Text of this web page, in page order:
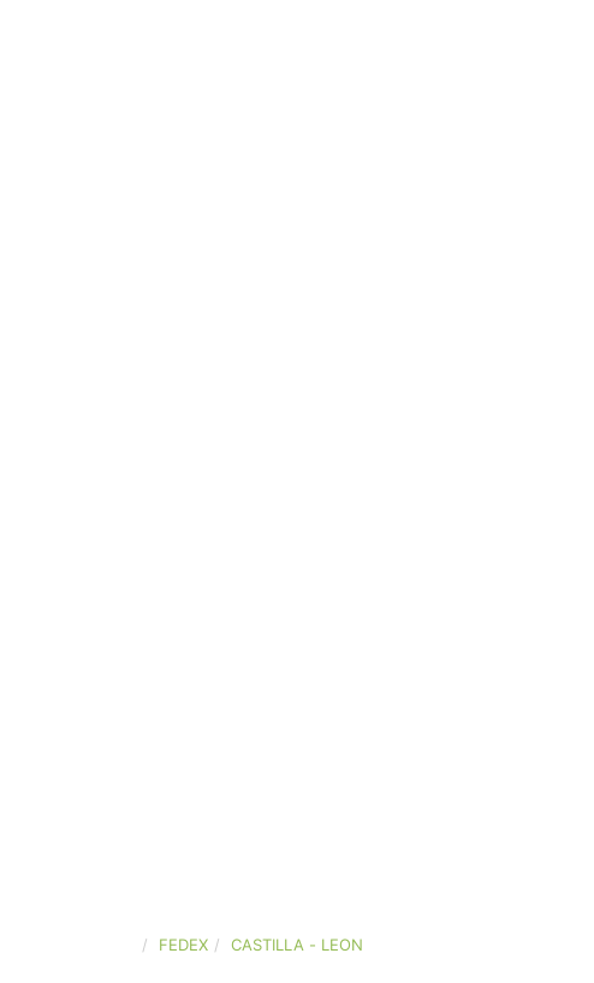
FEDEX CASTILLA - LEON